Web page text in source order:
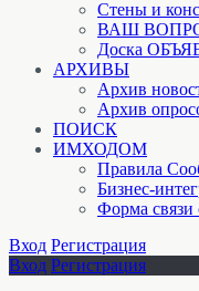
Стены и
ВАШ
Доска
АРХИВЫ
Архив
Архив
ПОИСК
ИМХОДОМ
Правила
Бизнес-
Форма
Вход Регистрация
Вход Регистрация